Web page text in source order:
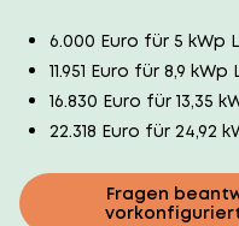
6.000 Euro für 5 kWp
11.951 Euro für 8,9
16.830 Euro für 13,35
22.318 Euro für 24,92
Fragen